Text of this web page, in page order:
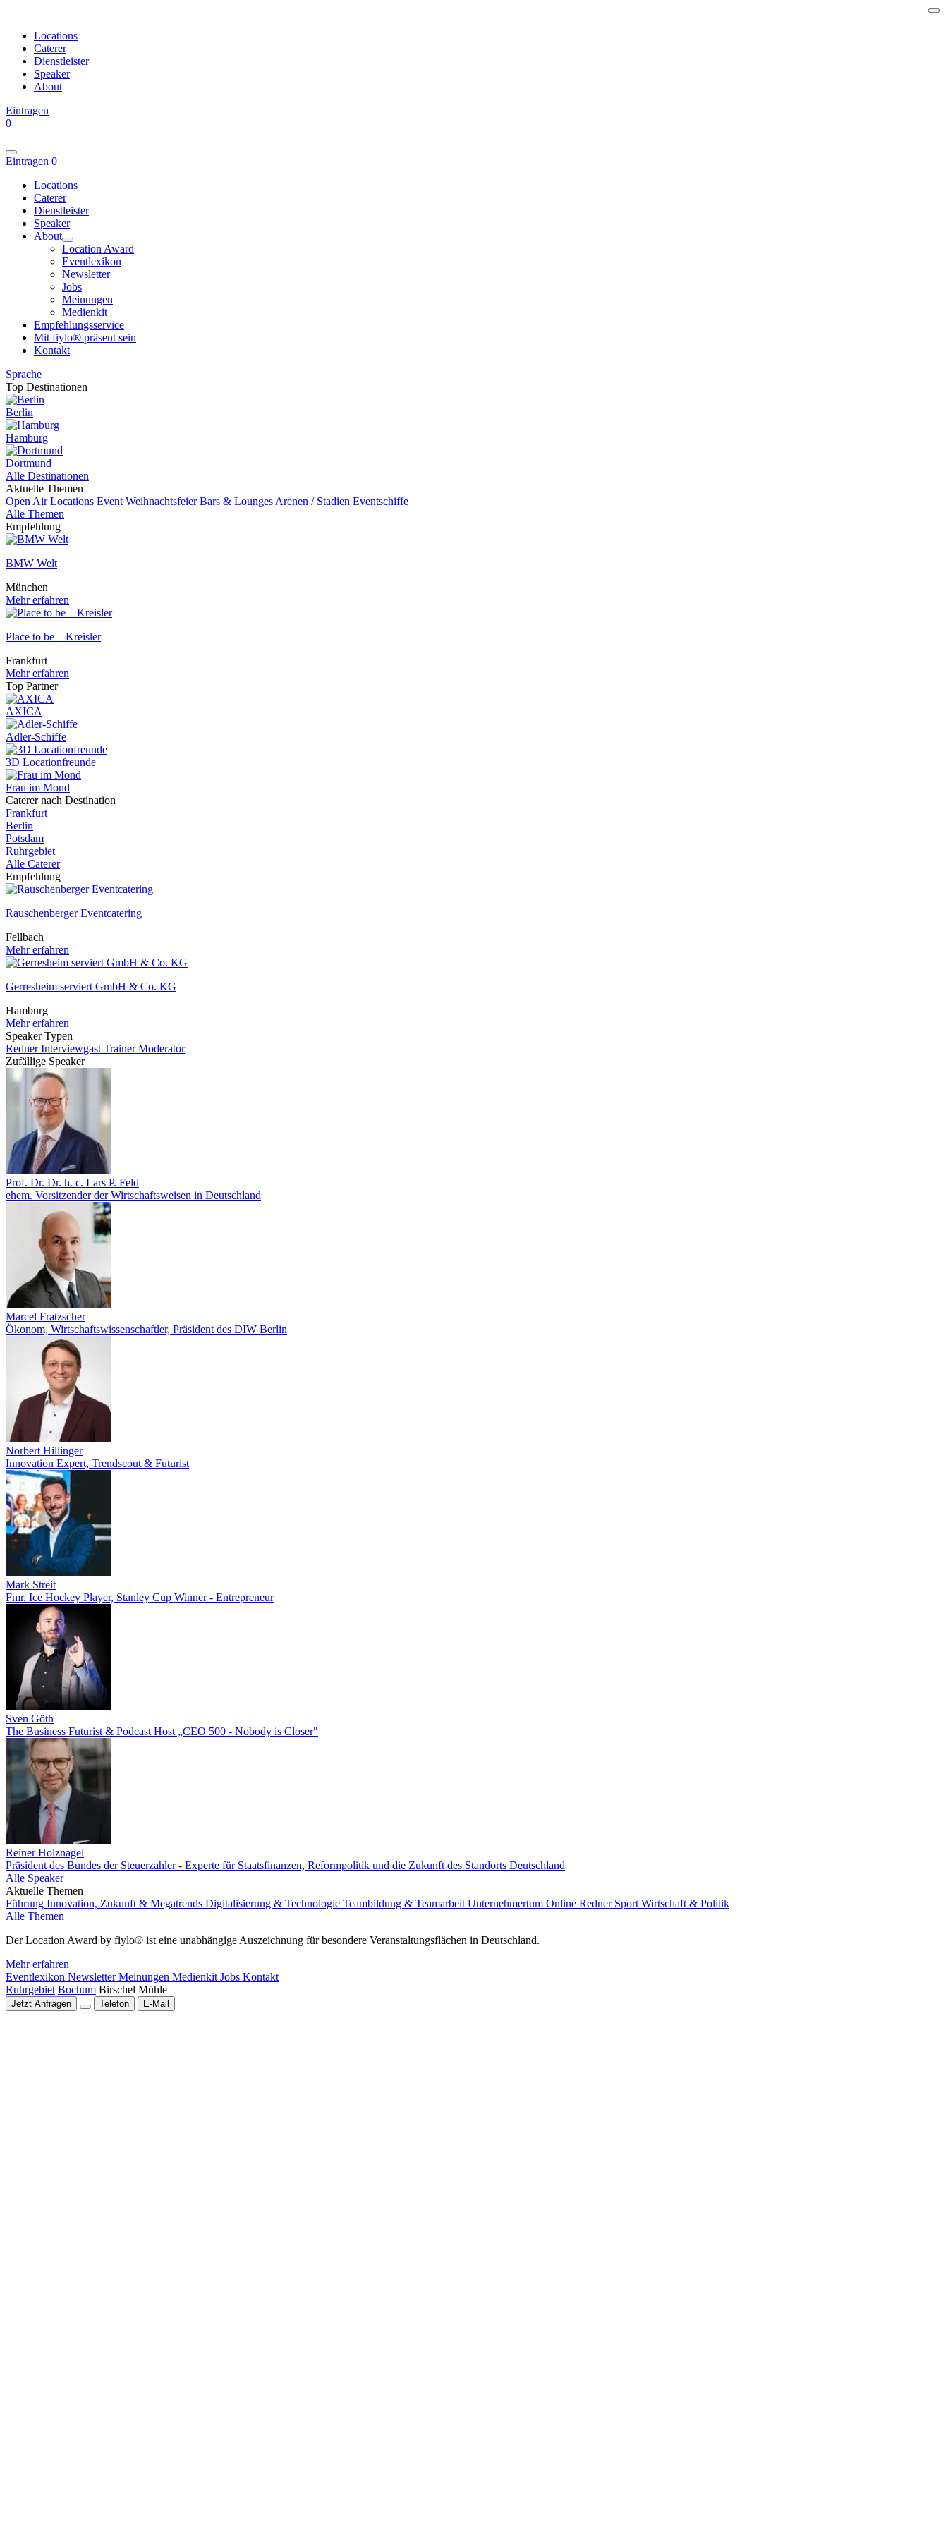
Locations
Caterer
Dienstleister
Speaker
About
Eintragen
0
Eintragen 0
Locations
Caterer
Dienstleister
Speaker
About
Location Award
Eventlexikon
Newsletter
Jobs
Meinungen
Medienkit
Empfehlungsservice
Mit fiylo® präsent sein
Kontakt
Sprache
Top Destinationen
Berlin
Hamburg
Dortmund
Alle Destinationen
Aktuelle Themen
Open Air Locations Event WeihnachtsfeierBars & Lounges Arenen / Stadien Eventschiffe
Alle Themen
Empfehlung
BMW Welt
München
Mehr erfahren
Place to be – Kreisler
Frankfurt
Mehr erfahren
Top Partner
AXICA
Adler-Schiffe
3D Locationfreunde
Frau im Mond
Caterer nach Destination
Frankfurt
Berlin
Potsdam
Ruhrgebiet
Alle Caterer
Empfehlung
Rauschenberger Eventcatering
Fellbach
Mehr erfahren
Gerresheim serviert GmbH & Co. KG
Hamburg
Mehr erfahren
Speaker Typen
RednerInterviewgast TrainerModerator
Zufällige Speaker
Prof. Dr. Dr. h. c. Lars P. Feld
ehem. Vorsitzender der Wirtschaftsweisen in Deutschland
Marcel Fratzscher
Ökonom, Wirtschaftswissenschaftler, Präsident des DIW Berlin
Norbert Hillinger
Innovation Expert, Trendscout & Futurist
Mark Streit
Fmr. Ice Hockey Player, Stanley Cup Winner - Entrepreneur
Sven Göth
The Business Futurist & Podcast Host „CEO 500 - Nobody is Closer"
Reiner Holznagel
Präsident des Bundes der Steuerzahler - Experte für Staatsfinanzen, Reformpolitik und die Zukunft des Standorts Deutschland
Alle Speaker
Aktuelle Themen
Führung Innovation, Zukunft & Megatrends Digitalisierung & Technologie Teambildung & Teamarbeit Unternehmertum Online Redner Sport Wirtschaft & Politik
Alle Themen
Der Location Award by fiylo® ist eine unabhängige Auszeichnung für besondere Veranstaltungsflächen in Deutschland.
Mehr erfahren
Eventlexikon NewsletterMeinungen Medienkit Jobs Kontakt
Ruhrgebiet Bochum Birschel Mühle
Jetzt Anfragen Telefon E-Mail